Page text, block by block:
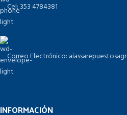
Cel: 353 4784381
Correo Electrónico:
INFORMACIÓN